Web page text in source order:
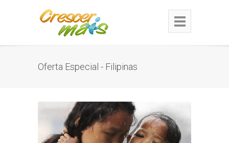
Oferta Especial - Filipinas